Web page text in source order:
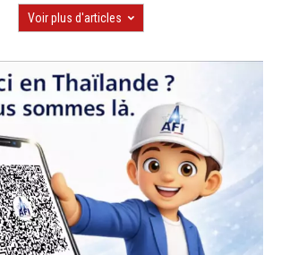
Voir plus d'articles